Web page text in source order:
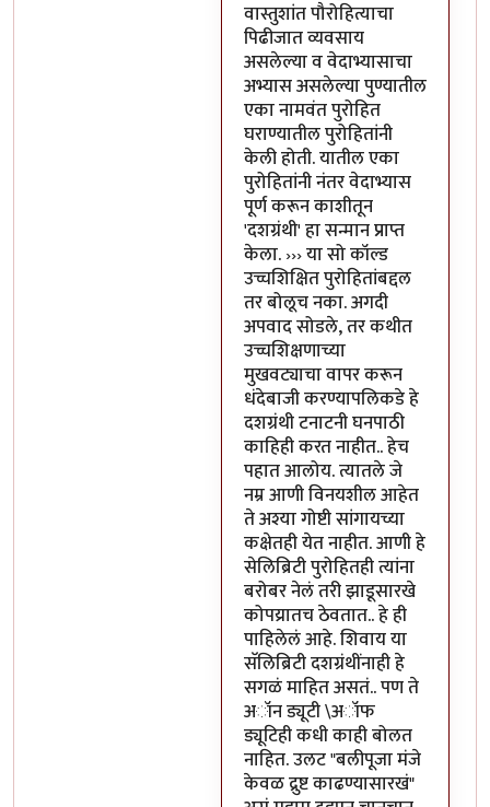
वास्तुशांत पौरोहित्याचा
पिढीजात व्यवसाय
असलेल्या व वेदाभ्यासाचा
अभ्यास असलेल्या पुण्यातील
एका नामवंत पुरोहित
घराण्यातील पुरोहितांनी
केली होती. यातील एका
पुरोहितांनी नंतर वेदाभ्यास
पूर्ण करून काशीतून
'दशग्रंथी' हा सन्मान प्राप्त
केला. ››› या सो कॉल्ड
उच्चशिक्षित पुरोहितांबद्दल
तर बोलूच नका. अगदी
अपवाद सोडले, तर कथीत
उच्चशिक्षणाच्या
मुखवट्याचा वापर करून
धंदेबाजी करण्यापलिकडे हे
दशग्रंथी टनाटनी घनपाठी
काहिही करत नाहीत.. हेच
पहात आलोय. त्यातले जे
नम्र आणी विनयशील आहेत
ते अश्या गोष्टी सांगायच्या
कक्षेतही येत नाहीत. आणी हे
सेलिब्रिटी पुरोहितही त्यांना
बरोबर नेलं तरी झाडूसारखे
कोपय्रातच ठेवतात.. हे ही
पाहिलेलं आहे. शिवाय या
सॅलिब्रिटी दशग्रंथींनाही हे
सगळं माहित असतं.. पण ते
अॉन ड्यूटी \अॉफ
ड्यूटिही कधी काही बोलत
नाहित. उलट "बलीपूजा मंजे
केवळ द्रुष्ट काढण्यासारखं"